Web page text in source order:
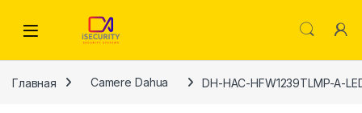
Главная Camere Dahua DH-HAC-HFW1239TLMP-A-